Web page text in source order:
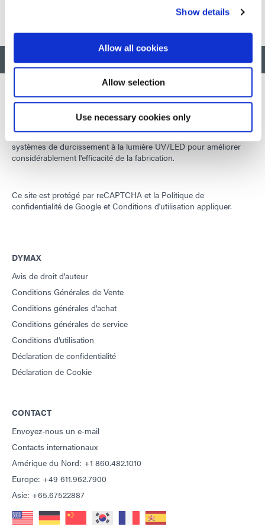
Show details
Allow all cookies
Allow selection
Use necessary cookies only
Développer des matériaux innovants à durcissement rapide et à
photopolymérisation, des équipements de dosage et des
systèmes de durcissement à la lumière UV/LED pour améliorer
considérablement l'efficacité de la fabrication.
Ce site est protégé par reCAPTCHA et la Politique de
confidentialité de Google etConditions d'utilisation appliquer.
DYMAX
Avis de droit d'auteur
Conditions Générales de Vente
Conditions générales d'achat
Conditions générales de service
Conditions d'utilisation
Déclaration de confidentialité
Déclaration de Cookie
CONTACT
Envoyez-nous un e-mail
Contacts internationaux
Amérique du Nord: +1 860.482.1010
Europe: +49 611.962.7900
Asie: +65.67522887